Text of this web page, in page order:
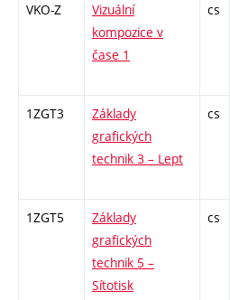
VKO-Z
Vizuální
kompozice v
čase 1
cs
1ZGT3
Základy
grafických
technik 3 – Lept
cs
1ZGT5
Základy
grafických
technik 5 –
Sítotisk
cs